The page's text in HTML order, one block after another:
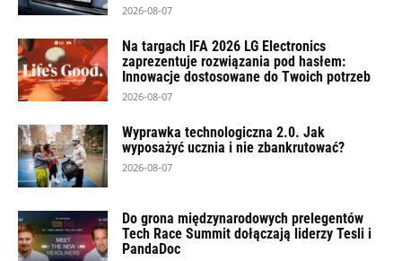
2026-08-07
Na targach IFA 2026 LG Electronics
zaprezentuje rozwiązania pod hasłem:
Innowacje dostosowane do Twoich potrzeb
2026-08-07
Wyprawka technologiczna 2.0. Jak
wyposażyć ucznia i nie zbankrutować?
2026-08-07
Do grona międzynarodowych prelegentów
Tech Race Summit dołączają liderzy Tesli i
PandaDoc